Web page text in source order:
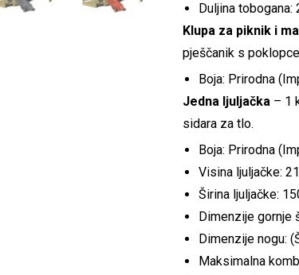
Duljina tobogana:
Klupa za piknik i
pješčanik s
Boja: Prirodna
Jedna ljuljačka– 1
sidara za tlo.
Boja: Prirodna
Visina ljuljačke:
Širina ljuljačke:
Dimenzije gornje
Dimenzije nogu:
Maksimalna